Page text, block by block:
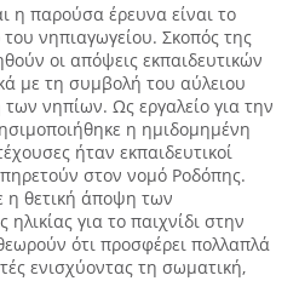
η παρούσα έρευνα είναι το
νηπιαγωγείου. Σκοπός της
οι απόψεις εκπαιδευτικών
με τη συμβολή του αύλειου
νηπίων. Ως εργαλείο για την
η ημιδομημένη
ήταν εκπαιδευτικοί
στον νομό Ροδόπης.
η θετική άποψη των
για το παιχνίδι στην
ότι προσφέρει πολλαπλά
ενισχύοντας τη σωματική,